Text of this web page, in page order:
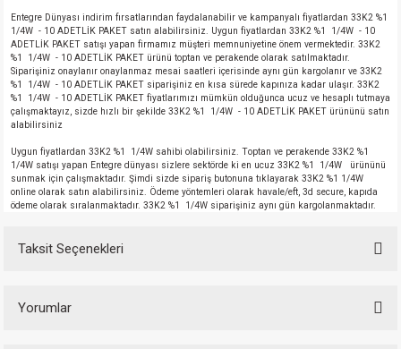
Entegre Dünyası indirim fırsatlarından faydalanabilir ve kampanyalı fiyatlardan 33K2 %1
1/4W - 10 ADETLİK PAKET satın alabilirsiniz. Uygun fiyatlardan 33K2 %1 1/4W - 10
ADETLİK PAKET satışı yapan firmamız müşteri memnuniyetine önem vermektedir. 33K2
%1 1/4W - 10 ADETLİK PAKET ürünü toptan ve perakende olarak satılmaktadır.
Siparişiniz onaylanır onaylanmaz mesai saatleri içerisinde aynı gün kargolanır ve 33K2
%1 1/4W - 10 ADETLİK PAKET siparişiniz en kısa sürede kapınıza kadar ulaşır. 33K2
%1 1/4W - 10 ADETLİK PAKET fiyatlarımızı mümkün olduğunca ucuz ve hesaplı tutmaya
çalışmaktayız, sizde hızlı bir şekilde 33K2 %1 1/4W - 10 ADETLİK PAKET ürününü satın
alabilirsiniz
Uygun fiyatlardan 33K2 %1 1/4W sahibi olabilirsiniz. Toptan ve perakende 33K2 %1
1/4W satışı yapan Entegre dünyası sizlere sektörde ki en ucuz 33K2 %1 1/4W ürününü
sunmak için çalışmaktadır. Şimdi sizde sipariş butonuna tıklayarak 33K2 %1 1/4W
online olarak satın alabilirsiniz. Ödeme yöntemleri olarak havale/eft, 3d secure, kapıda
ödeme olarak sıralanmaktadır. 33K2 %1 1/4W siparişiniz aynı gün kargolanmaktadır.
Taksit Seçenekleri
Yorumlar